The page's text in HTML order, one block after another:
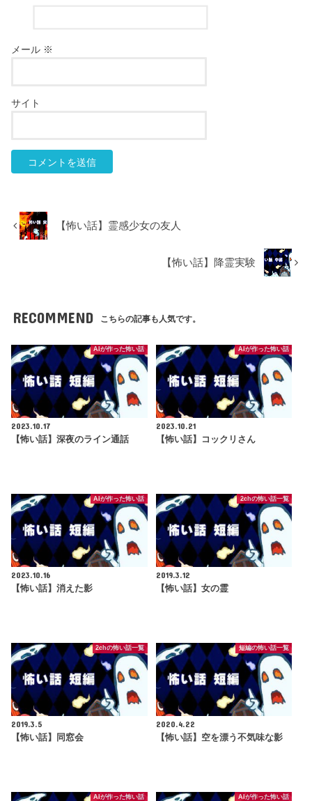
メール ※
サイト
【怖い話】霊感少女の友人
【怖い話】降霊実験
RECOMMEND こちらの記事も人気です。
AIが作った怖い話
2023.10.17
【怖い話】深夜のライン通話
AIが作った怖い話
2023.10.21
【怖い話】コックリさん
AIが作った怖い話
2023.10.16
【怖い話】消えた影
2chの怖い話一覧
2019.3.12
【怖い話】女の霊
2chの怖い話一覧
2019.3.5
【怖い話】同窓会
短編の怖い話一覧
2020.4.22
【怖い話】空を漂う不気味な影
AIが作った怖い話 AIが作った怖い話